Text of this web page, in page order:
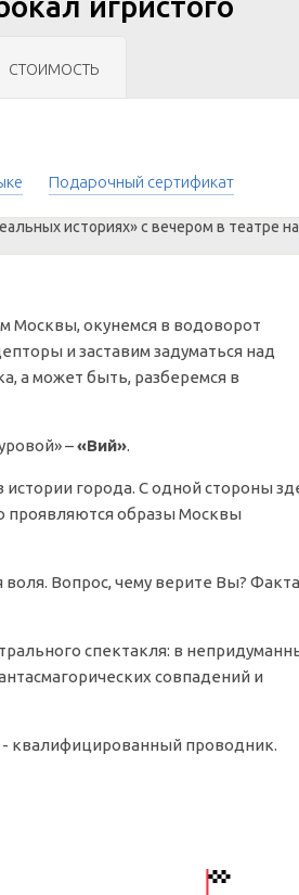
СТОИМОСТЬ
Подарочный сертификат
Москвы, окунемся в водоворот
и заставим задуматься над
а может быть, разберемся в
–«Вий».
города. С одной стороны
проявляются образы Москвы
воля. Вопрос, чему верите Вы?
спектакля: в
совпадений и
- квалифицированный проводник.